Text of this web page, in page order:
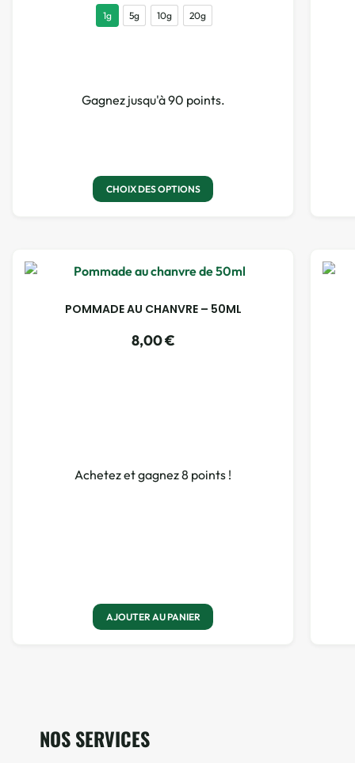
1g 5g 10g 20g
Gagnez jusqu'à 90 points.
CHOIX DES OPTIONS
POMMADE AU CHANVRE – 50ML
8,00€
Achetez et gagnez 8 points !
AJOUTER AU PANIER
NOS SERVICES